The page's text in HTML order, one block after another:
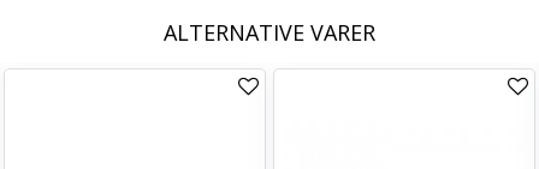
ALTERNATIVE VARER